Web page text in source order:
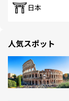
日本
人気スポット